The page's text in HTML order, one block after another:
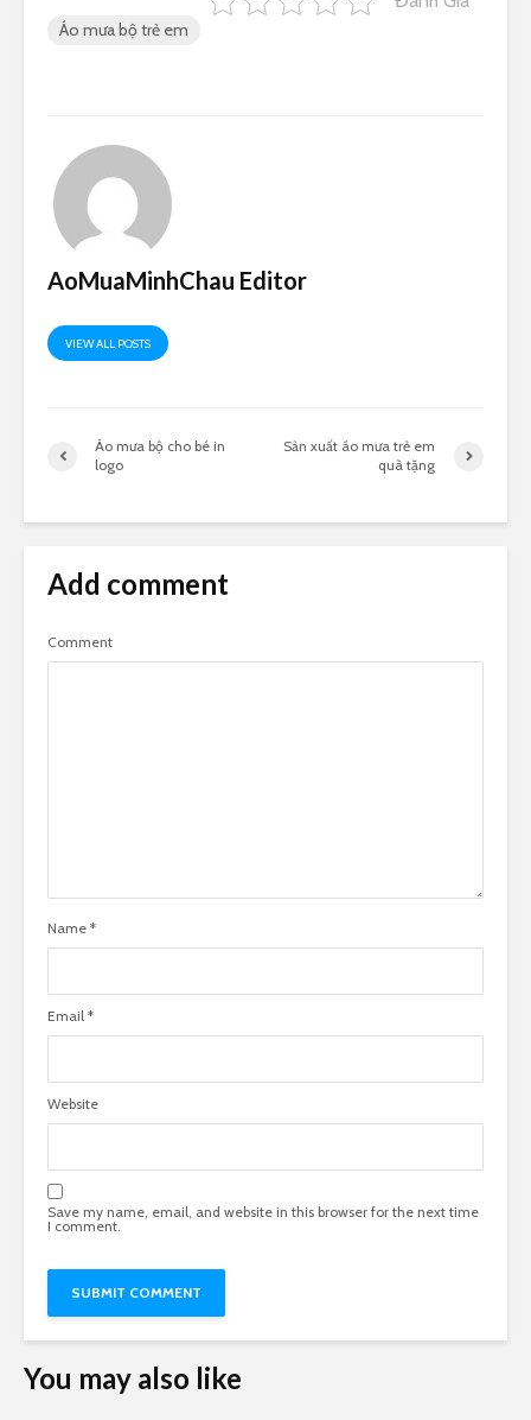
Áo mưa bộ trẻ em
AoMuaMinhChau Editor
VIEW ALL POSTS
Áo mưa bộ cho bé in
logo
Sản xuất áo mưa trẻ em
quà tặng
Add comment
Comment
Name *
Email *
Website
Save my name, email, and website in this browser for the next time
I comment.
You may also like